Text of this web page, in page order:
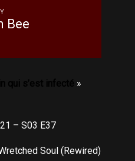
Bee
»
– S03 E37
Soul (Rewired)